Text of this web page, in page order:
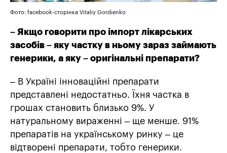
Фото: facebook-сторінка Vitaliy Gordienko
– Якщо говорити про імпорт лікарських
засобів – яку частку в ньому зараз займають
генерики, а яку – оригінальні препарати?
– В Україні інноваційні препарати
представлені недостатньо. Їхня частка в
грошах становить близько 9%. У
натуральному вираженні – ще менше. 91%
препаратів на українському ринку – це
відтворені препарати, тобто генерики.